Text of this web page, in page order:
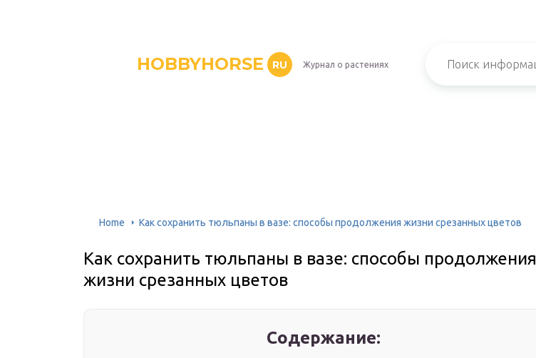
HOBBYHORSE RU Журнал о растениях
Home Как сохранить тюльпаны в вазе: способы продолжения жизни срезанных цветов
Как сохранить тюльпаны в вазе: способы продолжения
жизни срезанных цветов
Содержание: